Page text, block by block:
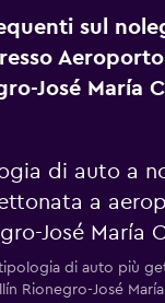
sul
José María
di auto a
a
José María
tipologia di auto più
Rionegro-José